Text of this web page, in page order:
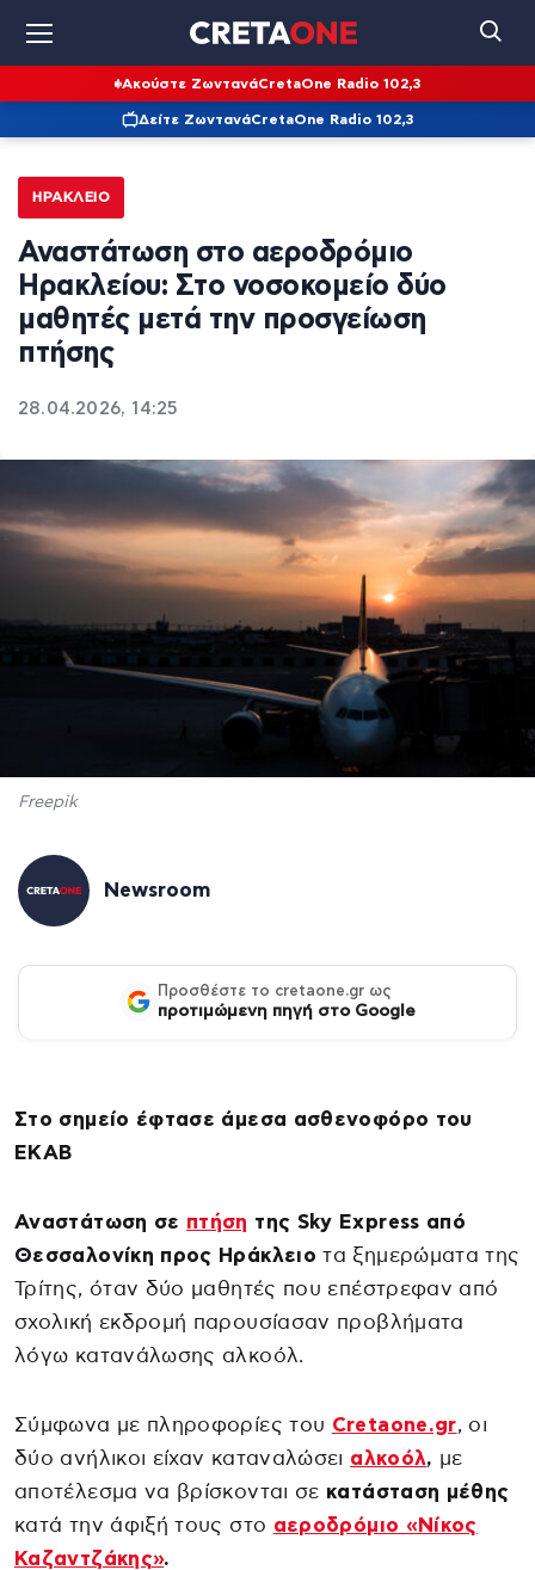
Ακούστε ΖωντανάCretaOne Radio 102,3
Δείτε ΖωντανάCretaOne Radio 102,3
ΗΡΆΚΛΕΙΟ
Αναστάτωση στο αεροδρόμιο
Ηρακλείου: Στο νοσοκομείο δύο
μαθητές μετά την προσγείωση
πτήσης
28.04.2026, 14:25
Freepik
Newsroom
Προσθέστε το cretaone.gr ως
προτιμώμενη πηγή στο Google
Στο σημείο έφτασε άμεσα ασθενοφόρο του
ΕΚΑΒ
Αναστάτωση σε πτήση της Sky Express από
Θεσσαλονίκη προς Ηράκλειο τα ξημερώματα της
Τρίτης, όταν δύο μαθητές που επέστρεφαν από
σχολική εκδρομή παρουσίασαν προβλήματα
λόγω κατανάλωσης αλκοόλ.
Σύμφωνα με πληροφορίες του Cretaone.gr, οι
δύο ανήλικοι είχαν καταναλώσει αλκοόλ, με
αποτέλεσμα να βρίσκονται σε κατάσταση μέθης
κατά την άφιξή τους στο αεροδρόμιο «Νίκος
Καζαντζάκης».